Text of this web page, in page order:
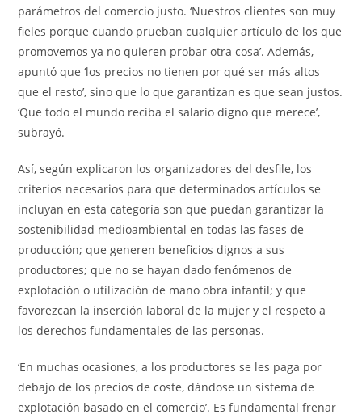
parámetros del comercio justo. ‘Nuestros clientes son muy
fieles porque cuando prueban cualquier artículo de los que
promovemos ya no quieren probar otra cosa’. Además,
apuntó que ‘los precios no tienen por qué ser más altos
que el resto’, sino que lo que garantizan es que sean justos.
‘Que todo el mundo reciba el salario digno que merece’,
subrayó.
Así, según explicaron los organizadores del desfile, los
criterios necesarios para que determinados artículos se
incluyan en esta categoría son que puedan garantizar la
sostenibilidad medioambiental en todas las fases de
producción; que generen beneficios dignos a sus
productores; que no se hayan dado fenómenos de
explotación o utilización de mano obra infantil; y que
favorezcan la inserción laboral de la mujer y el respeto a
los derechos fundamentales de las personas.
‘En muchas ocasiones, a los productores se les paga por
debajo de los precios de coste, dándose un sistema de
explotación basado en el comercio’. Es fundamental frenar